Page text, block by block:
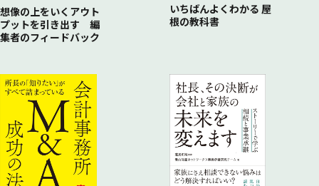
想像の上をいくアウト
プットを引き出す 編
集者のフィードバック
いちばんよくわかる 屋
根の教科書